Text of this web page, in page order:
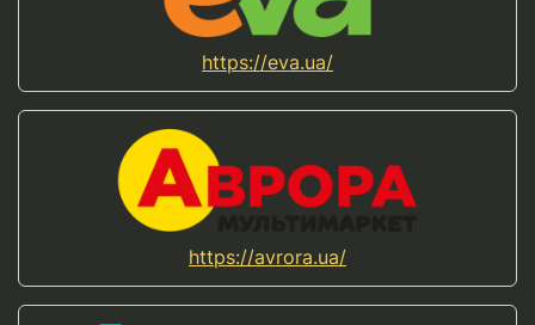
https://eva.ua/
https://avrora.ua/